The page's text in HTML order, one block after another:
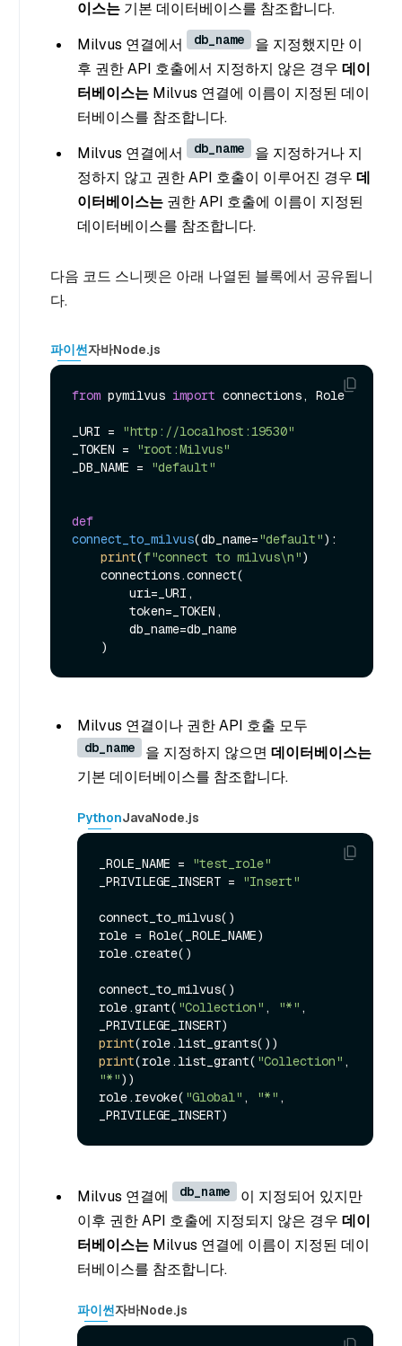
이스는 기본 데이터베이스를 참조합니다.
Milvus 연결에서
db_name
을 지정했지만 이
후 권한 API 호출에서 지정하지 않은 경우 데이
터베이스는 Milvus 연결에 이름이 지정된 데이
터베이스를 참조합니다.
Milvus 연결에서
db_name
을 지정하거나 지
정하지 않고 권한 API 호출이 이루어진 경우 데
이터베이스는 권한 API 호출에 이름이 지정된
데이터베이스를 참조합니다.
다음 코드 스니펫은 아래 나열된 블록에서 공유됩니
다.
파이썬자바Node.js
from pymilvus import connections, Role
_URI =
"http://localhost:19530"
_TOKEN =
"root:Milvus"
_DB_NAME =
"default"
def
connect_to_milvus(db_name="default"):
print(f"connect to milvus\n")
Milvus 연결이나 권한 API 호출 모두
db_name 을 지정하지 않으면 데이터베이스는
기본 데이터베이스를 참조합니다.
PythonJavaNode.js
_ROLE_NAME =
"test_role"
_PRIVILEGE_INSERT =
"Insert"
connect_to_milvus()
role = Role(_ROLE_NAME)
role.create()
connect_to_milvus()
role.grant( "Collection" , "*" ,
print
print(role.list_grant( "Collection"
"*"))
role.revoke( "Global" , "*" ,
Milvus 연결에 db_name
이 지정되어 있지만
이후 권한 API 호출에 지정되지 않은 경우 데이
터베이스는 Milvus 연결에 이름이 지정된 데이
터베이스를 참조합니다.
파이썬자바Node.js